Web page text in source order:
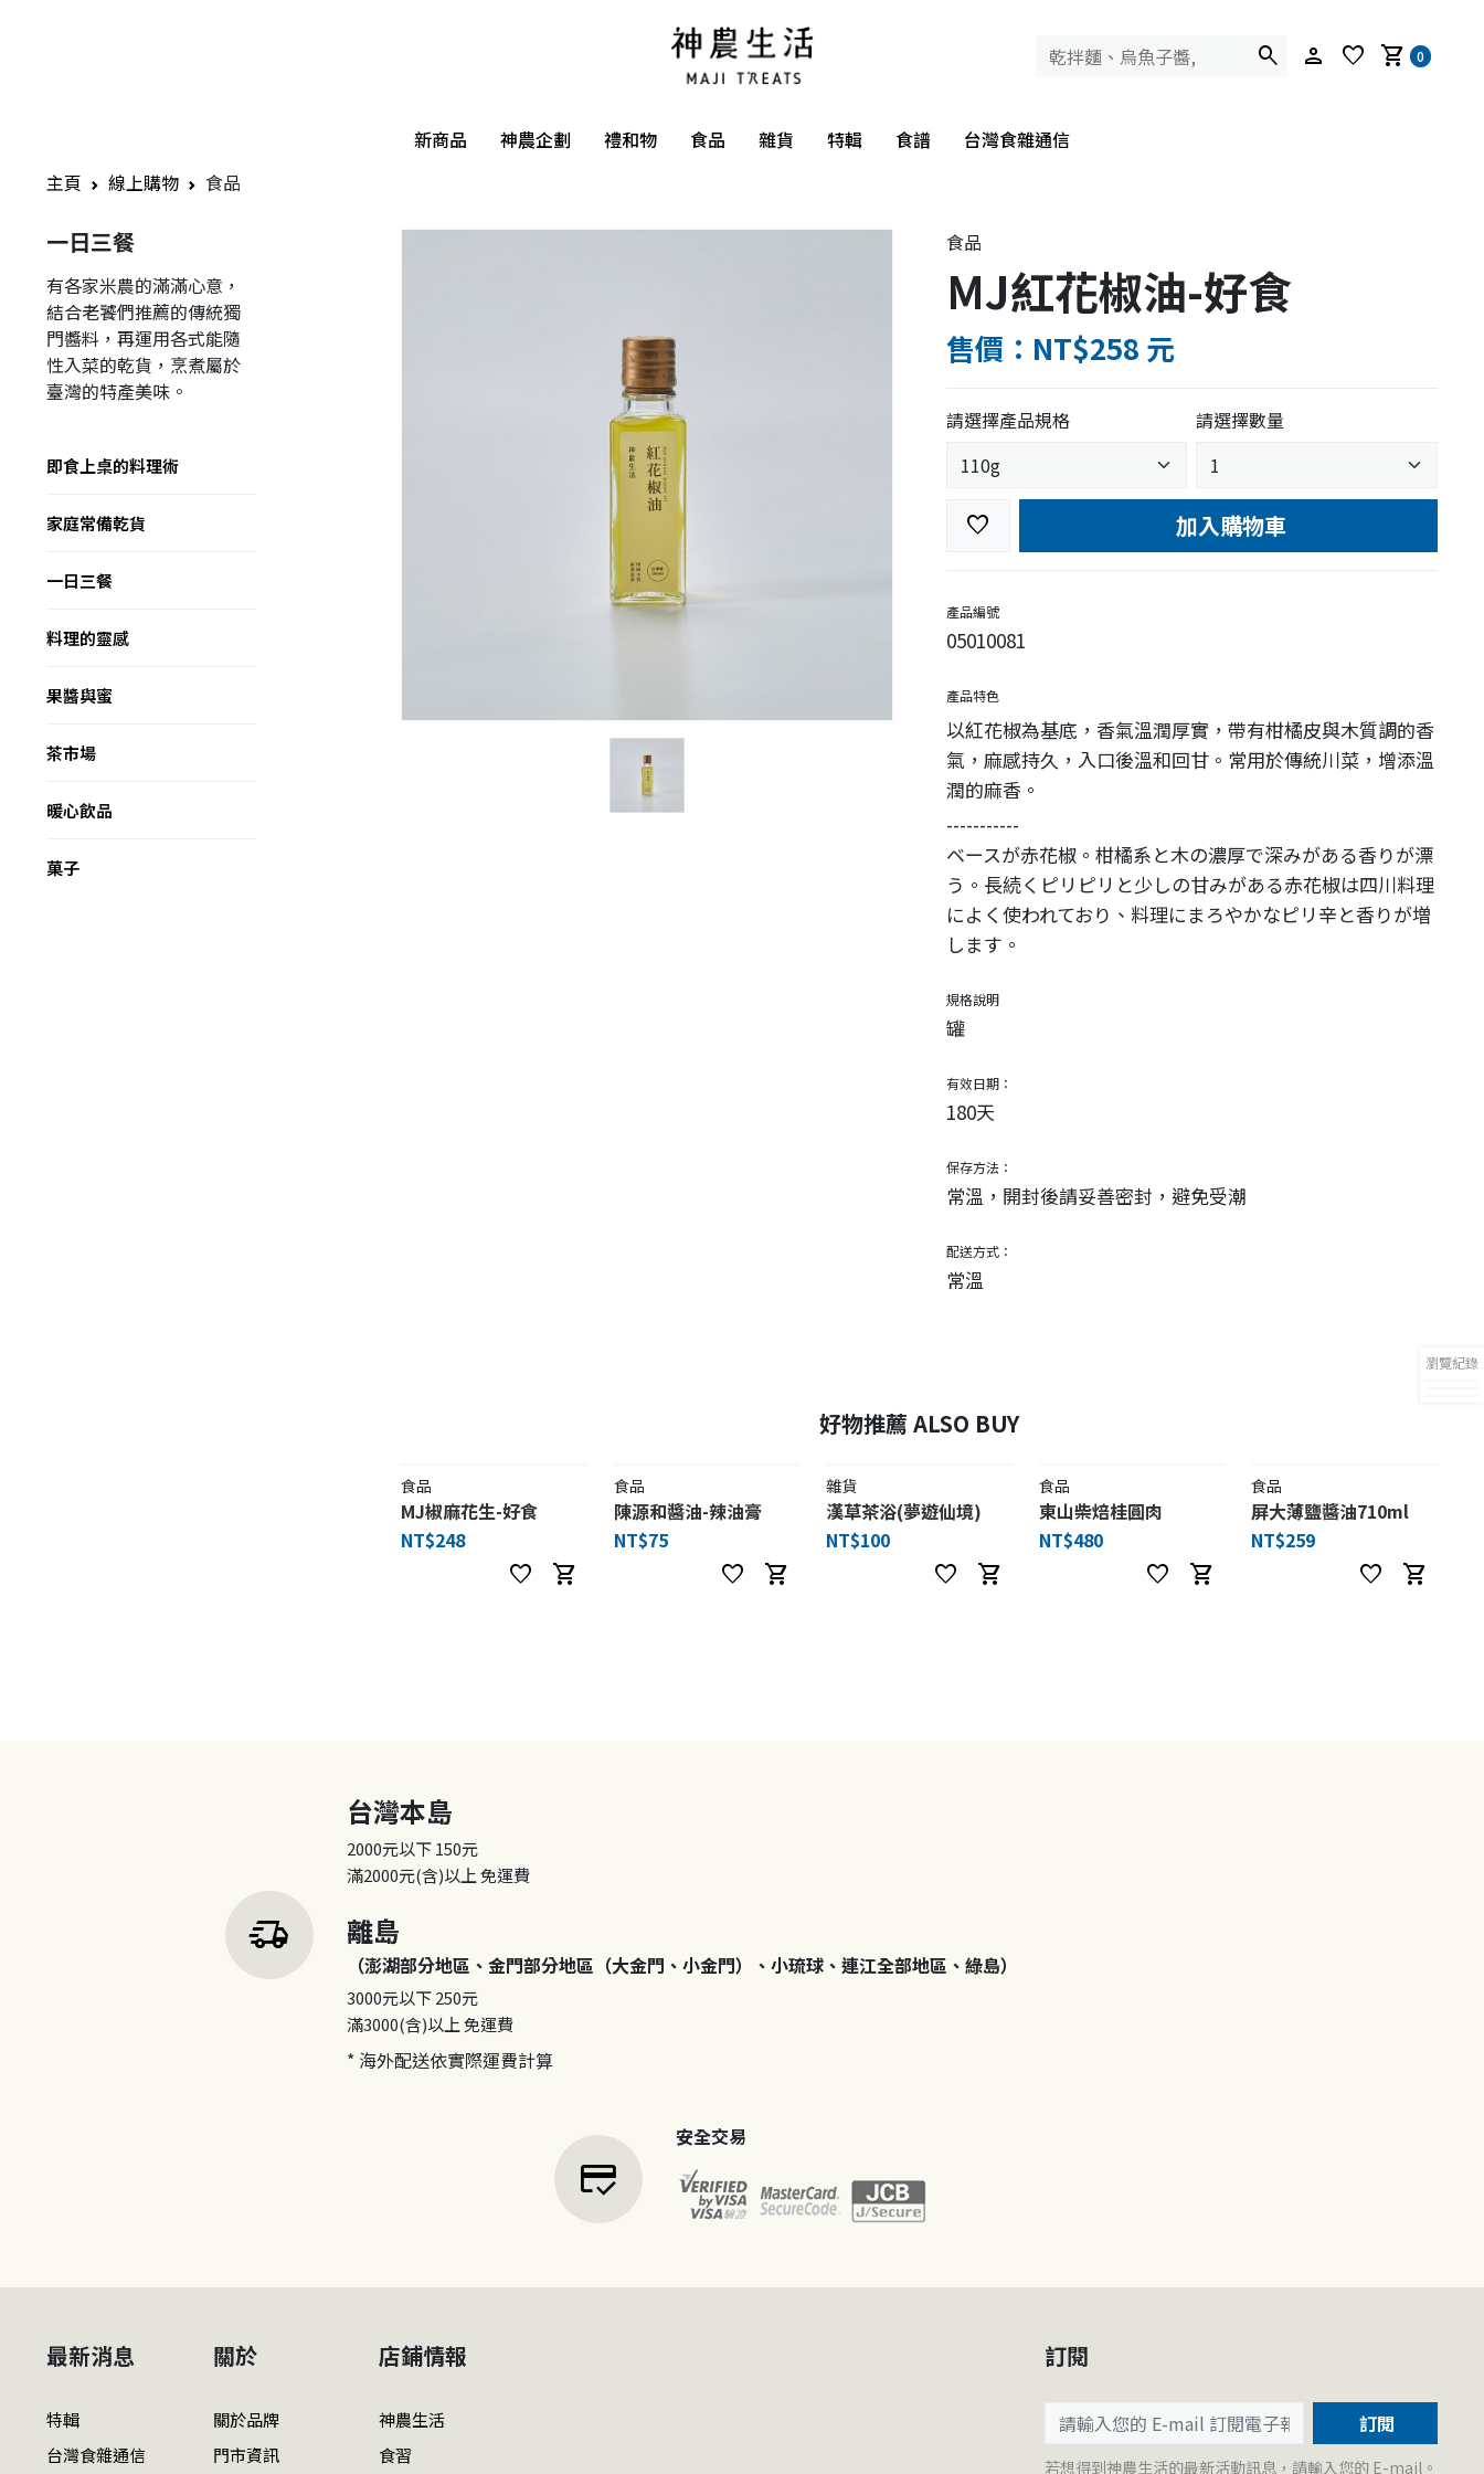
search person favorite shopping_cart 0
新商品 神農企劃 禮和物 食品 雜貨 特輯 食譜
台灣食雜通信
主頁
線上購物 食品
一日三餐
有各家米農的滿滿心意，
結合老饕們推薦的傳統獨
門醬料，再運用各式能隨
性入菜的乾貨，烹煮屬於
臺灣的特產美味。
即食上桌的料理術
家庭常備乾貨
一日三餐
料理的靈感
果醬與蜜
茶市場
暖心飲品
菓子
食品
MJ紅花椒油-好食
售價：NT$258 元
請選擇產品規格 請選擇數量
favorite 加入購物車
產品編號
05010081
產品特色
以紅花椒為基底，香氣溫潤厚實，帶有柑橘皮與木質調的香
氣，麻感持久，入口後溫和回甘。常用於傳統川菜，增添溫
潤的麻香。
-----------
ベースが赤花椒。柑橘系と木の濃厚で深みがある香りが漂
う。長続くピリピリと少しの甘みがある赤花椒は四川料理
によく使われており、料理にまろやかなピリ辛と香りが増
します。
規格說明
罐
有效日期：
180天
保存方法：
常溫，開封後請妥善密封，避免受潮
配送方式：
常溫
瀏覽紀錄
好物推薦 ALSO BUY
食品
MJ椒麻花生-好食
NT$248
favorite shopping_cart
食品
陳源和醬油-辣油膏
NT$75
favorite shopping_cart
雜貨
漢草茶浴(夢遊仙境)
NT$100
favorite shopping_cart
食品
東山柴焙桂圓肉
NT$480
favorite shopping_cart
食品
屏大薄鹽醬油710ml
NT$259
favorite shopping_cart
delivery_truck_speed
台灣本島
2000元以下150元
滿2000元(含)以上免運費
離島
（澎湖部分地區、金門部分地區（大金門、小金門）、小琉球、連江全部地區、綠島）
3000元以下250元
滿3000(含)以上免運費
* 海外配送依實際運費計算
credit_score
安全交易
最新消息
特輯
台灣食雜通信
關於
關於品牌
門市資訊
店鋪情報
神農生活
食習
訂閱
訂閱
若想得到神農生活的最新活動訊息，請輸入您的 E-mail。